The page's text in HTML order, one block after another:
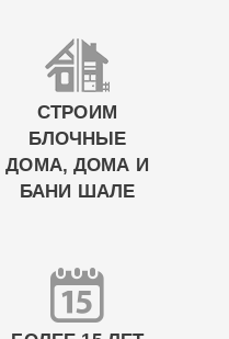
СТРОИМ
БЛОЧНЫЕ
ДОМА, ДОМА И
БАНИ ШАЛЕ